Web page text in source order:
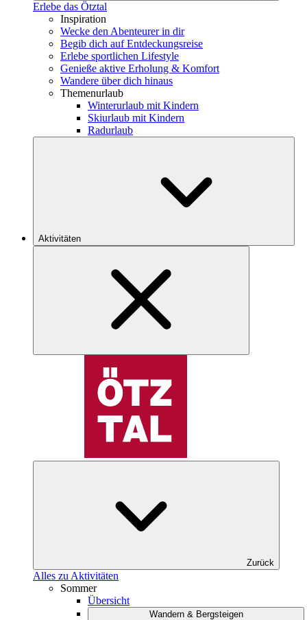
Erlebe das Ötztal
Inspiration
Wecke den Abenteurer in dir
Begib dich auf Entdeckungsreise
Erlebe sportlichen Lifestyle
Genieße aktive Erholung & Komfort
Wandere über dich hinaus
Themenurlaub
Winterurlaub mit Kindern
Skiurlaub mit Kindern
Radurlaub
Aktivitäten
Zurück
Alles zu Aktivitäten
Sommer
Übersicht
Wandern & Bergsteigen